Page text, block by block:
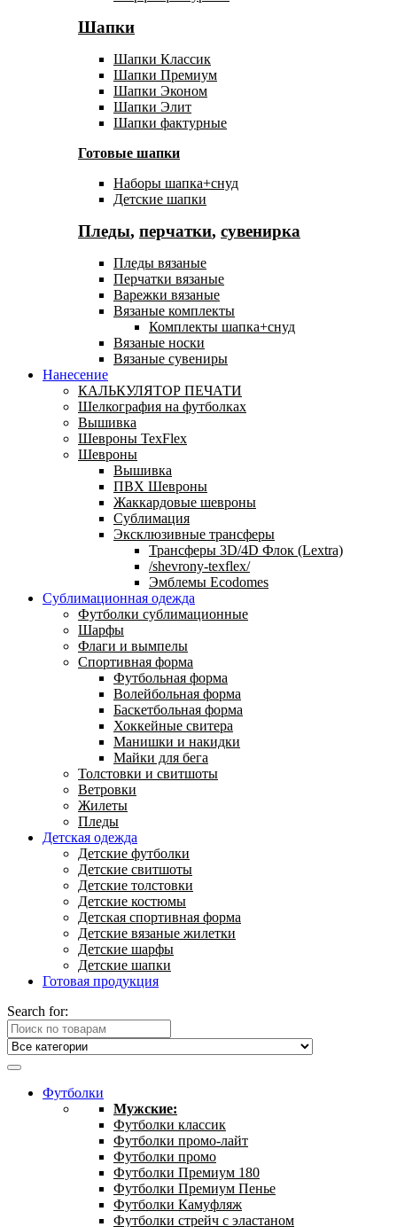
Шапки
Шапки Классик
Шапки Премиум
Шапки Эконом
Шапки Элит
Шапки фактурные
Готовые шапки
Наборы шапка+снуд
Детские шапки
Пледы, перчатки, сувенирка
Пледы вязаные
Перчатки вязаные
Варежки вязаные
Вязаные комплекты
Комплекты шапка+снуд
Вязаные носки
Вязаные сувениры
Нанесение
КАЛЬКУЛЯТОР ПЕЧАТИ
Шелкография на футболках
Вышивка
Шевроны TexFlex
Шевроны
Вышивка
ПВХ Шевроны
Жаккардовые шевроны
Сублимация
Эксклюзивные трансферы
Трансферы 3D/4D Флок (Lextra)
/shevrony-texflex/
Эмблемы Ecodomes
Сублимационная одежда
Футболки сублимационные
Шарфы
Флаги и вымпелы
Спортивная форма
Футбольная форма
Волейбольная форма
Баскетбольная форма
Хоккейные свитера
Манишки и накидки
Майки для бега
Толстовки и свитшоты
Ветровки
Жилеты
Пледы
Детская одежда
Детские футболки
Детские свитшоты
Детские толстовки
Детские костюмы
Детская спортивная форма
Детские вязаные жилетки
Детские шарфы
Детские шапки
Готовая продукция
Search for:
Футболки
Мужские:
Футболки классик
Футболки промо-лайт
Футболки промо
Футболки Премиум 180
Футболки Премиум Пенье
Футболки Камуфляж
Футболки стрейч с эластаном